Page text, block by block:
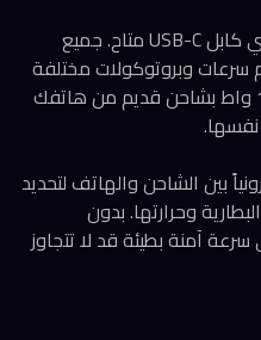
الخطأ الأكثر شيوعاً هو استخدام أي كابل USB-C متاح. جميع
سرعات وبروتوكولات مختلفة
تماماً. حين توصل هاتفاً يدعم 120 واط بشاحن قديم من هاتفك
نفسها.
بين الشاحن والهاتف لتحديد
وحرارتها. بدون
آمنة بطيئة قد لا تتجاوز